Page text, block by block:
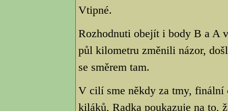
Vtipné.
Rozhodnuti obejít i body B a A
půl kilometru změnili názor,
se směrem tam.
V cilí sme někdy za tmy, finální
kiláků, Radka poukazuje na to,